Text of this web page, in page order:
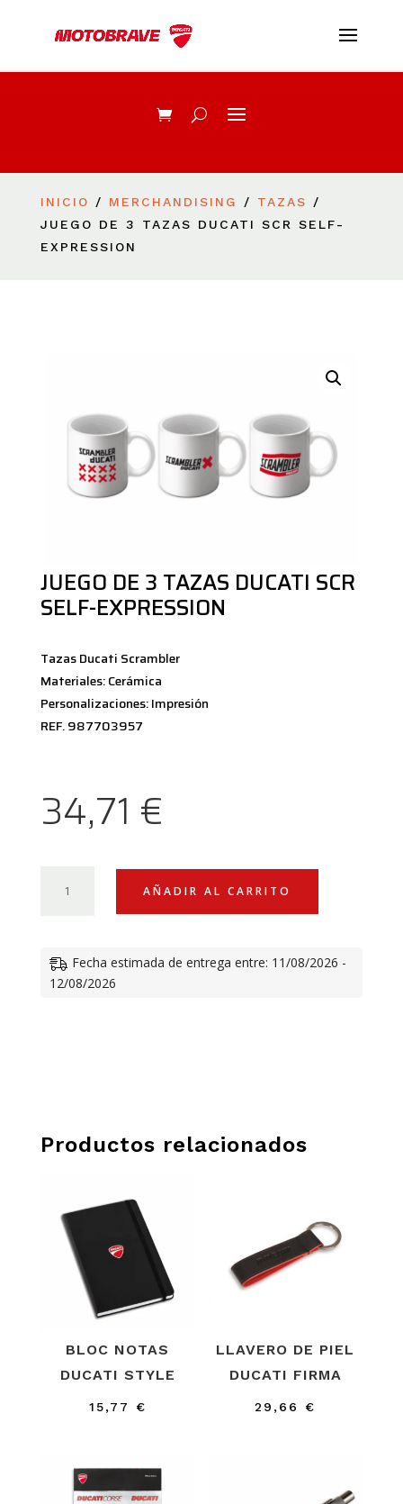
INICIO / MERCHANDISING / TAZAS
/
JUEGO DE 3 TAZAS DUCATI SCR SELF-
EXPRESSION
JUEGO DE 3 TAZAS DUCATI SCR
SELF-EXPRESSION
Tazas Ducati Scrambler
Materiales: Cerámica
Personalizaciones: Impresión
REF. 987703957
34,71 €
DUCATI
SCR
AÑADIR AL CARRITO
Fecha estimada de entrega entre: 11/08/2026 -
12/08/2026
Productos relacionados
BLOC NOTAS
DUCATI STYLE
15,77 €
LLAVERO DE PIEL
DUCATI FIRMA
29,66 €